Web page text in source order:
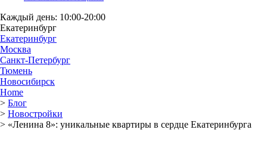
Каждый день: 10:00-20:00
Екатеринбург
Екатеринбург
Москва
Санкт-Петербург
Тюмень
Новосибирск
Home
> Блог
> Новостройки
> «Ленина 8»: уникальные квартиры в сердце Екатеринбурга